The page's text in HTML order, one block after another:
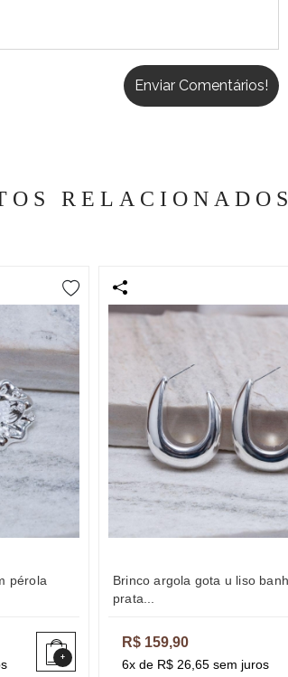
Enviar Comentários!
RELACIONADOS
+
brinco argola gota u liso banho
prata...
R$ 159,90
6x de R$ 26,65 sem juros